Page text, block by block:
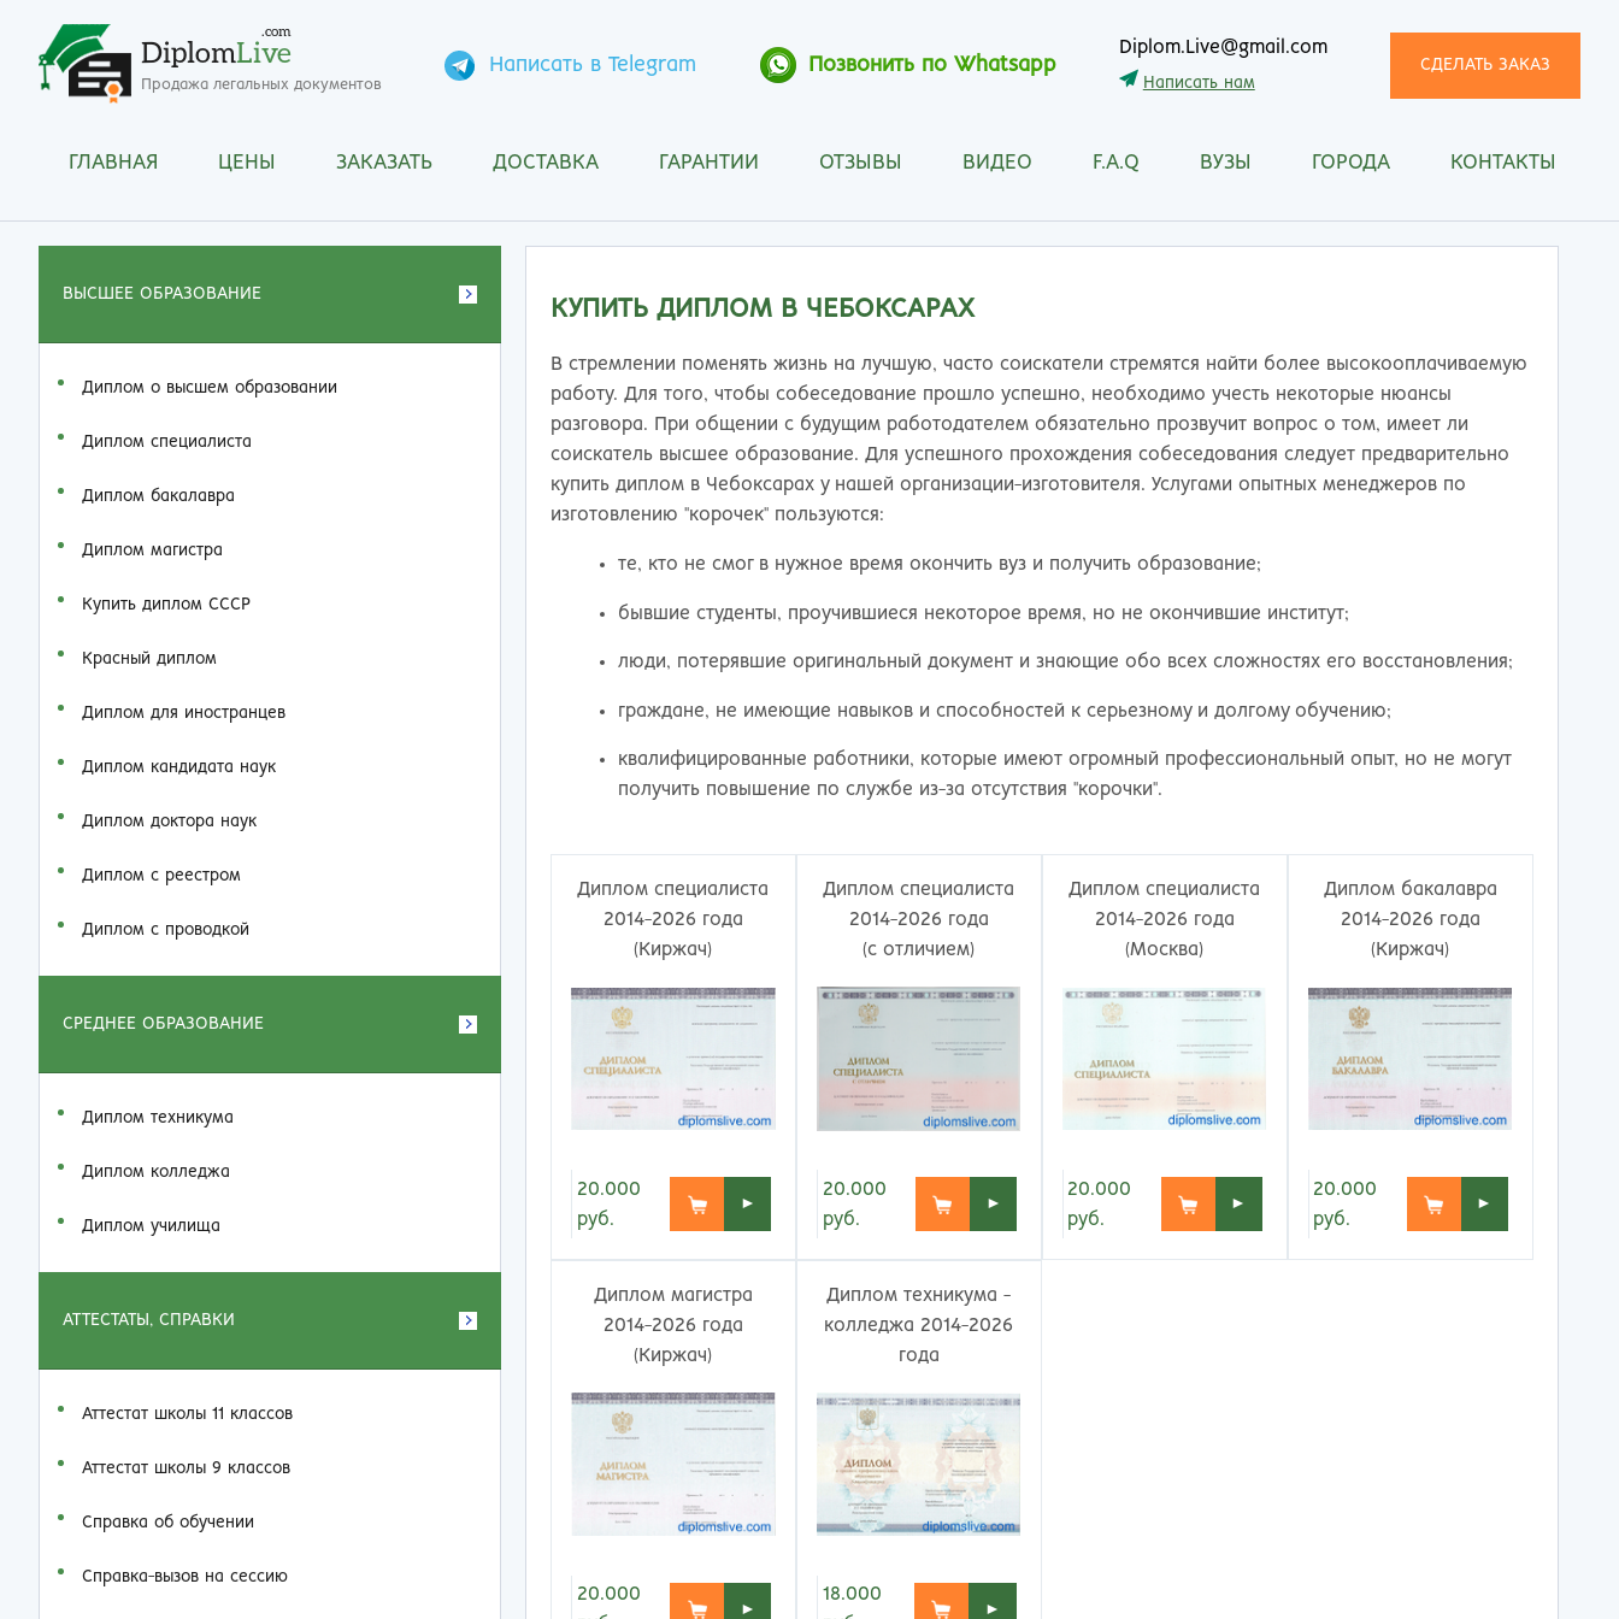
DiplomLive
.com
Продажа легальных документов
Написать в Telegram Позвонить по Whatsapp
Diplom.Live@gmail.com
Написать нам
СДЕЛАТЬ ЗАКАЗ
ГЛАВНАЯ ЦЕНЫ ЗАКАЗАТЬ ДОСТАВКА ГАРАНТИИ ОТЗЫВЫ ВИДЕО F.A.Q ВУЗЫ ГОРОДА
Архангельск
Барнаул
Белгород
Бийск
Благовещенск
Братск
Брянск
Владивосток
Владимир
Волгоград
Вологда
Воронеж
Грозный
Иркутск
Йошкар-Ола
Калининград
Липецк
Магнитогорск
Махачкала
Москва
Мурманск
Нальчик
Нижний Новгород
Новокузнец
Новороссийск
Новосибирск
Орск
Петрозаводск
Петропавловск Камчатский
Ростов-на-Дону
Смоленск
Сочи
Ставрополь
Стерлитамак
Сургут
Тольятти
Томск
Тюмень
Улан-Удэ
Чебоксары
Челябинск
Череповец
Чита
Якутск
Ярославль
КОНТАКТЫ
ВЫСШЕЕ ОБРАЗОВАНИЕ
Диплом о высшем образовании
Диплом специалиста
Диплом бакалавра
Диплом магистра
Купить диплом СССР
Красный диплом
Диплом для иностранцев
Диплом кандидата наук
Диплом доктора наук
Диплом с реестром
Диплом с проводкой
СРЕДНЕЕ ОБРАЗОВАНИЕ
Диплом техникума
Диплом колледжа
Диплом училища
АТТЕСТАТЫ, СПРАВКИ
Аттестат школы 11 классов
Аттестат школы 9 классов
Справка об обучении
Справка-вызов на сессию
КУПИТЬ ДИПЛОМ В ЧЕБОКСАРАХ
В стремлении поменять жизнь на лучшую, часто соискатели стремятся найти более высокооплачиваемую
работу. Для того, чтобы собеседование прошло успешно, необходимо учесть некоторые нюансы
разговора. При общении с будущим работодателем обязательно прозвучит вопрос о том, имеет ли
соискатель высшее образование. Для успешного прохождения собеседования следует предварительно
купить диплом в Чебоксарах у нашей организации-изготовителя. Услугами опытных менеджеров по
изготовлению "корочек" пользуются:
те, кто не смог в нужное время окончить вуз и получить образование;
бывшие студенты, проучившиеся некоторое время, но не окончившие институт;
люди, потерявшие оригинальный документ и знающие обо всех сложностях его восстановления;
граждане, не имеющие навыков и способностей к серьезному и долгому обучению;
квалифицированные работники, которые имеют огромный профессиональный опыт, но не могут
получить повышение по службе из-за отсутствия "корочки".
Диплом специалиста
2014-2026 года
(Киржач)
20.000
руб.
►
Диплом специалиста
2014-2026 года
(с отличием)
20.000
руб.
►
Диплом специалиста
2014-2026 года
(Москва)
20.000
руб.
►
Диплом бакалавра
2014-2026 года
(Киржач)
20.000
руб.
►
Диплом магистра
2014-2026 года
(Киржач)
20.000
►
Диплом техникума -
колледжа 2014-2026
года
18.000
►